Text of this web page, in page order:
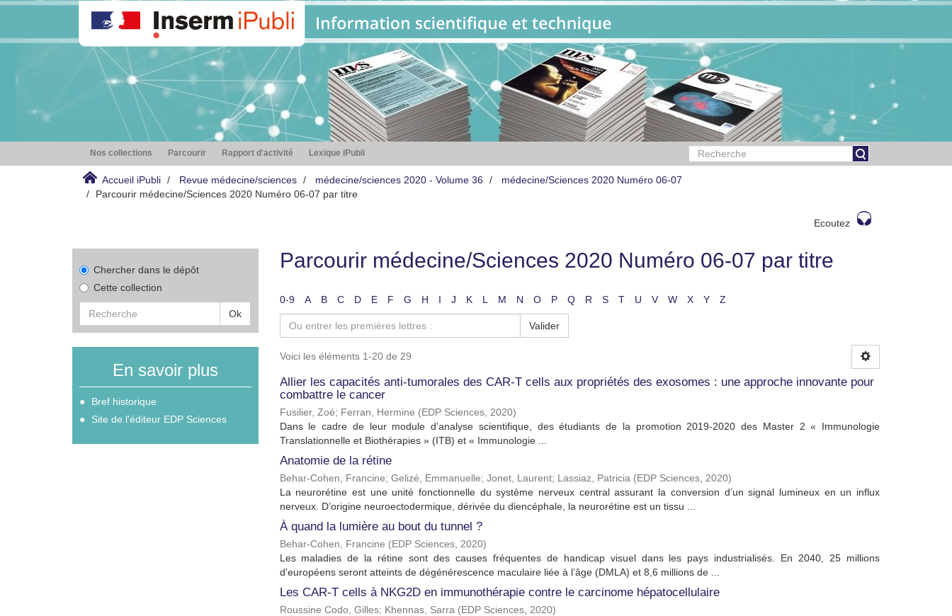
Nos collections Parcourir Rapport d'activité Lexique iPubli
Accueil iPubli Revue médecine/sciences médecine/sciences 2020 - Volume 36
médecine/Sciences 2020 Numéro 06-07
Parcourir médecine/Sciences 2020 Numéro 06-07 par titre
Ecoutez
Chercher dans le dépôt
Cette collection
Ok
En savoir plus
Bref historique
Site de l'éditeur EDP Sciences
Parcourir médecine/Sciences 2020 Numéro 06-07 par titre
0-9 A B C D E F G H I J K L M N O P Q R S T U V W X Y Z
Valider
Voici les éléments 1-20 de 29
Allier les capacités anti-tumorales des CAR-T cells aux propriétés des exosomes : une approche innovante pour
combattre le cancer
Fusilier, Zoé; Ferran, Hermine (EDP Sciences, 2020)
Dans le cadre de leur module d’analyse scientifique, des étudiants de la promotion 2019-2020 des Master 2 « Immunologie
Translationnelle et Biothérapies » (ITB) et « Immunologie ...
Anatomie de la rétine
Behar-Cohen, Francine; Gelizé, Emmanuelle; Jonet, Laurent; Lassiaz, Patricia (EDP Sciences, 2020)
La neurorétine est une unité fonctionnelle du système nerveux central assurant la conversion d’un signal lumineux en un influx
nerveux. D’origine neuroectodermique, dérivée du diencéphale, la neurorétine est un tissu ...
À quand la lumière au bout du tunnel ?
Behar-Cohen, Francine (EDP Sciences, 2020)
Les maladies de la rétine sont des causes fréquentes de handicap visuel dans les pays industrialisés. En 2040, 25 millions
d’européens seront atteints de dégénérescence maculaire liée à l’âge (DMLA) et 8,6 millions de ...
Les CAR-T cells à NKG2D en immunothérapie contre le carcinome hépatocellulaire
Roussine Codo, Gilles; Khennas, Sarra (EDP Sciences, 2020)